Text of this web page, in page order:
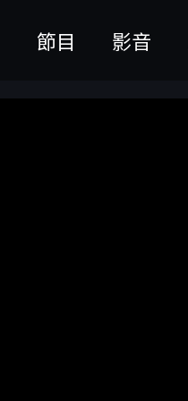
節目 影音